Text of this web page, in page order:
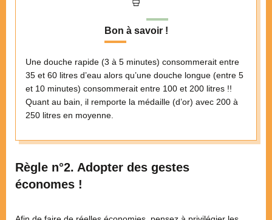
Bon à savoir !
Une douche rapide (3 à 5 minutes) consommerait entre
35 et 60 litres d’eau alors qu’une douche longue (entre 5
et 10 minutes) consommerait entre 100 et 200 litres !!
Quant au bain, il remporte la médaille (d’or) avec 200 à
250 litres en moyenne.
Règle n°2. Adopter des gestes
économes !